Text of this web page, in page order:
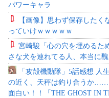
パワーキャラ
【画像】思わず保存したく
っていけｗｗｗｗｗ
宮崎駿「心の穴を埋めるた
さな犬を連れてる人、本当に
「攻殻機動隊」5話感想 人
の近く、天秤は釣り合うか……
面白い！！「THE GHOST IN